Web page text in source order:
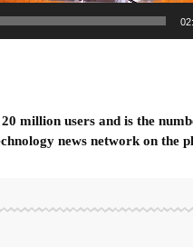
million users and is the
news network on the